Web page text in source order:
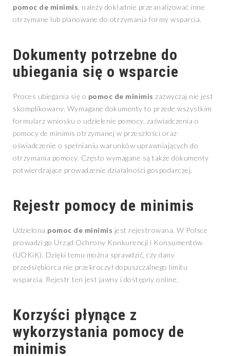
pomoc de minimis , należy dokładnie przeanalizować inne
otrzymane lub planowane do otrzymania formy wsparcia.
Dokumenty potrzebne do
ubiegania się o wsparcie
Proces ubiegania się o pomoc de minimis zazwyczaj nie jest
skomplikowany. Wymagane dokumenty to przede wszystkim
formularz wniosku o udzielenie pomocy, zaświadczenia o
pomocy de minimis otrzymanej w przeszłości oraz
oświadczenie o spełnianiu warunków uprawniających do
otrzymania pomocy. Często wymagane są także dokumenty
potwierdzające prowadzenie działalności gospodarczej.
Rejestr pomocy de minimis
Udzielona pomoc de minimis jest rejestrowana. W Polsce
prowadzi go Urząd Ochrony Konkurencji i Konsumentów
(UOKiK). Dzięki temu można sprawdzić, czy dany
przedsiębiorca nie przekroczył dopuszczalnego limitu
wsparcia. Rejestr ten jest jawny i dostępny online.
Korzyści płynące z
wykorzystania pomocy de
minimis